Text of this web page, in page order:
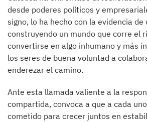
desde poderes políticos y
signo, lo ha hecho con la evidencia de
construyendo un mundo que corre el
convertirse en algo inhumano y más
los seres de buena voluntad a
enderezar el camino.
Ante esta llamada valiente a la
compartida, convoca a que a cada
cometido para crecer juntos en